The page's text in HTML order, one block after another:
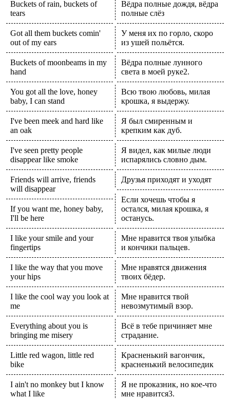
Buckets of rain, buckets of
tears
Got all them buckets comin'
out of my ears
Buckets of moonbeams in my
hand
You got all the love, honey
baby, I can stand
I've been meek and hard like
an oak
I've seen pretty people
disappear like smoke
Friends will arrive, friends
will disappear
If you want me, honey baby,
I'll be here
I like your smile and your
fingertips
I like the way that you move
your hips
I like the cool way you look at
me
Everything about you is
bringing me misery
Little red wagon, little red
bike
I ain't no monkey but I know
what I like
Вёдра полные дождя, вёдра
полные слёз
У меня их по горло, скоро
из ушей польётся.
Вёдра полные лунного
света в моей руке2.
Всю твою любовь, милая
крошка, я выдержу.
Я был смиренным и
крепким как дуб.
Я видел, как милые люди
испарялись словно дым.
Друзья приходят и уходят
Если хочешь чтобы я
остался, милая крошка, я
останусь.
Мне нравится твоя улыбка
и кончики пальцев.
Мне нравятся движения
твоих бёдер.
Мне нравится твой
невозмутимый взор.
Всё в тебе причиняет мне
страдание.
Красненький вагончик,
красненький велосипедик
Я не проказник, но кое-что
мне нравится3.